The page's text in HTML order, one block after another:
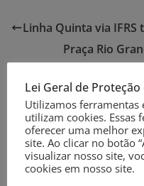
Linha Quinta via
Praça Rio
Deixe um
O seu endereço de e-
Lei Geral de Proteção
Utilizamos ferramentas
utilizam cookies. Essas
oferecer uma melhor
site. Ao clicar no botão
visualizar nosso site,
cookies em nosso site.